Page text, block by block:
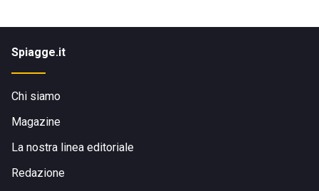
Spiagge.it
Chi siamo
Magazine
La nostra linea editoriale
Redazione